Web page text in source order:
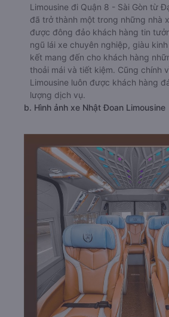
Limousine đi Quận 8 - Sài Gòn từ
đã trở thành một trong những nhà
được đông đảo khách hàng tin
ngũ lái xe chuyên nghiệp, giàu
kết mang đến cho khách hàng
thoải mái và tiết kiệm. Cũng chính
Limousine luôn được khách hàng
lượng dịch vụ.
b. Hình ảnh xe Nhật Đoan Limousine